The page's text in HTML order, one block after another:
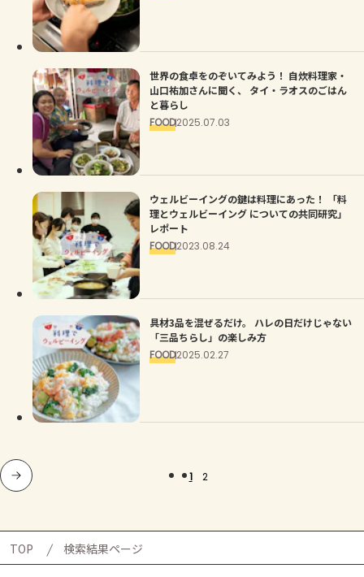
世界の食卓をのぞいてみよう！ 自炊料理家・
山口祐加さんに聞く、 タイ・ラオスのごはん
と暮らし
FOOD2025.07.03
ウェルビーイングの鍵は料理にあった！ 「料
理とウェルビーイング についての共同研究」
レポート
FOOD2023.08.24
具材3品を混ぜるだけ。 ハレの日だけじゃない
「三品ちらし」の楽しみ方
FOOD2025.02.27
1 2
TOP 検索結果ページ